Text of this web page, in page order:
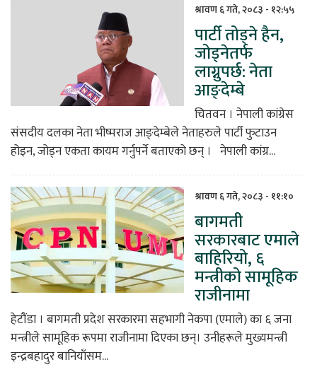
श्रावण ६ गते, २०८३ - १२:५५
पार्टी तोड्ने हैन,
जोड्नेतर्फ
लाग्नुपर्छ: नेता
आङ्देम्बे
चितवन । नेपाली कांग्रेस
संसदीय दलका नेता भीष्मराज आङ्देम्बेले नेताहरुले पार्टी फुटाउन
होइन, जोड्न एकता कायम गर्नुपर्ने बताएको छन् । नेपाली कांग्र...
श्रावण ६ गते, २०८३ - ११:१०
बागमती
सरकारबाट एमाले
बाहिरियो, ६
मन्त्रीको सामूहिक
राजीनामा
हेटौंडा । बागमती प्रदेश सरकारमा सहभागी नेकपा (एमाले) का ६ जना
मन्त्रीले सामूहिक रूपमा राजीनामा दिएका छन्। उनीहरूले मुख्यमन्त्री
इन्द्रबहादुर बानियाँसम...